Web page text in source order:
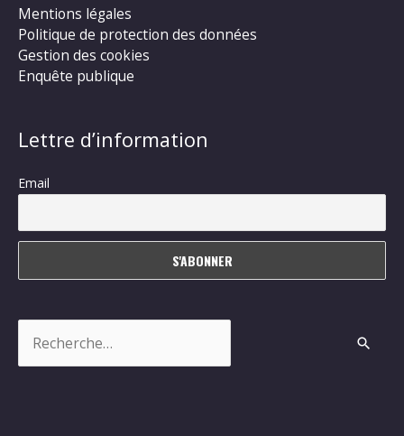
Mentions légales
Politique de protection des données
Gestion des cookies
Enquête publique
Lettre d’information
Email